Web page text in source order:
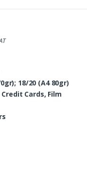
18/20 (A4 80gr)
Credit Cards, Film